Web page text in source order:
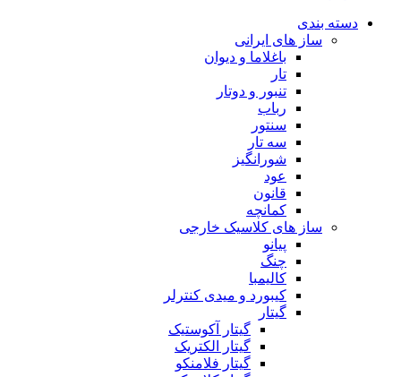
دسته بندی
ساز های ایرانی
باغلاما و دیوان
تار
تنبور و دوتار
رباب
سنتور
سه تار
شورانگیز
عود
قانون
کمانچه
ساز های کلاسیک خارجی
پیانو
چنگ
کالیمبا
کیبورد و میدی کنترلر
گیتار
گیتار آکوستیک
گیتار الکتریک
گیتار فلامنکو